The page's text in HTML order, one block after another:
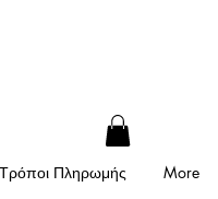
Τρόποι Πληρωμής More